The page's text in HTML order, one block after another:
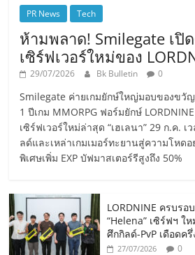
PR News Tech
ห้ามพลาด! Smilegate เปิด
เซิร์ฟเวอร์ใหม่ของ
29/07/2026 Bk Bulletin 0
Smilegate ค่ายเกมยักษ์ใหญ่มอบของขวั
1 ปีเกม MMORPG ฟอร์มยักษ์
เซิร์ฟเวอร์ใหม่ล่าสุด “เฮเลนา” 29 ก.ค.
ลด์และเหล่าเกมเมอร์ทะยานสู่ความโหดอ
พิเศษเพิ่ม EXP บัฟมาสเตอร์รีสูงถึง 50%
LORDNINE ครบรอ
“Helena” เซิร์ฟฯ ใ
ศึกกิลด์-PvP เดือดค
27/07/2026 0